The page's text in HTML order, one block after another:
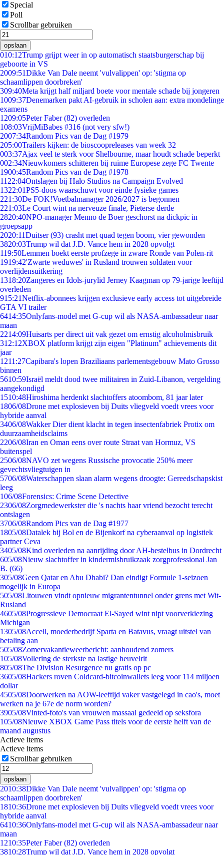
Special
Poll
Scrollbar gebruiken
opslaan
010:12Trump grijpt weer in op automatisch staatsburgerschap bij
geboorte in VS
2009:51Dikke Van Dale neemt 'vulvalippen' op: 'stigma op
schaamlippen doorbreken'
309:40Meta krijgt half miljard boete voor mentale schade bij jongeren
1009:37Denemarken pakt AI-gebruik in scholen aan: extra mondelinge
examens
1209:05Peter Faber (82) overleden
108:03VrijMiBabes #316 (not very sfw!)
2007:34Random Pics van de Dag #1979
205:00Trailers kijken: de bioscoopreleases van week 32
003:37Ajax veel te sterk voor Shelbourne, maar houdt schade beperkt
002:34Nieuwkomers schitteren bij ruime Europese zege FC Twente
1900:45Random Pics van de Dag #1978
11 22:04Ontslagen bij Halo Studios na Campaign Evolved
1322:01PS5-doos waarschuwt voor einde fysieke games
221:30De FOK!Voetbalmanager 2026/2027 is begonnen
221:03Le Court wint na nerveuze finale, Pieterse derde
2820:40NPO-manager Menno de Boer geschorst na dickpic in
groepsapp
2020:11Duitser (93) crasht met quad tegen boom, vier gewonden
3820:03Trump wil dat J.D. Vance hem in 2028 opvolgt
119:50Lemmen boekt eerste profzege in zware Ronde van Polen-rit
1919:42'Zwarte weduwes' in Rusland trouwen soldaten voor
overlijdensuitkering
1318:20Zangeres en Idols-jurylid Jerney Kaagman op 79-jarige leeftijd
overleden
915:21Netflix-abonnees krijgen exclusieve early access tot uitgebreide
GTA VI trailer
6414:35Onlyfans-model met G-cup wil als NASA-ambassadeur naar
maan
2214:09Huisarts per direct uit vak gezet om ernstig alcoholmisbruik
312:12XBOX platform krijgt zijn eigen "Platinum" achievements dit
jaar
1211:27Capibara's lopen Braziliaans parlementsgebouw Mato Grosso
binnen
5610:59Israël meldt dood twee militairen in Zuid-Libanon, vergelding
aangekondigd
1510:48Hiroshima herdenkt slachtoffers atoombom, 81 jaar later
1806/08Drone met explosieven bij Duits vliegveld voedt vrees voor
hybride aanval
3406/08Wakker Dier dient klacht in tegen insectenfabriek Protix om
duurzaamheidsclaims
2206/08Iran en Oman eens over route Straat van Hormuz, VS
buitenspel
2506/08NAVO zet wegens Russische provocatie 250% meer
gevechtsvliegtuigen in
5706/08Waterschappen slaan alarm wegens droogte: Gereedschapskist
leeg
106/08Forensics: Crime Scene Detective
2306/08Zorgmedewerkster die 's nachts haar vriend bezocht terecht
ontslagen
3706/08Random Pics van de Dag #1977
1805/08Datalek bij Bol en de Bijenkorf na cyberaanval op logistiek
partner Ceva
3405/08Kind overleden na aanrijding door AH-bestelbus in Dordrecht
605/08Nieuw slachtoffer in kindermisbruikzaak zorgprofessional Jan
B. (66)
305/08Geen Qatar en Abu Dhabi? Dan eindigt Formule 1-seizoen
mogelijk in Europa
505/08Litouwen vindt opnieuw migrantentunnel onder grens met Wit-
Rusland
4605/08Progressieve Democraat El-Sayed wint nipt voorverkiezing
Michigan
1305/08Accell, moederbedrijf Sparta en Batavus, vraagt uitstel van
betaling aan
505/08Zomervakantieweerbericht: aanhoudend zomers
105/08Vollering de sterkste na lastige heuvelrit
805/08The Division Resurgence nu gratis op pc
3605/08Hackers roven Coldcard-bitcoinwallets leeg voor 114 miljoen
dollar
4505/08Doorwerken na AOW-leeftijd vaker vastgelegd in cao's, moet
werken na je 67e de norm worden?
3905/08Vinted-foto's van vrouwen massaal gedeeld op seksfora
105/08Nieuwe XBOX Game Pass titels voor de eerste helft van de
maand augustus
Actieve items
Actieve items
Scrollbar gebruiken
opslaan
2010:38Dikke Van Dale neemt 'vulvalippen' op: 'stigma op
schaamlippen doorbreken'
1810:36Drone met explosieven bij Duits vliegveld voedt vrees voor
hybride aanval
6410:36Onlyfans-model met G-cup wil als NASA-ambassadeur naar
maan
1210:35Peter Faber (82) overleden
3810:28Trump wil dat J.D. Vance hem in 2028 opvolgt